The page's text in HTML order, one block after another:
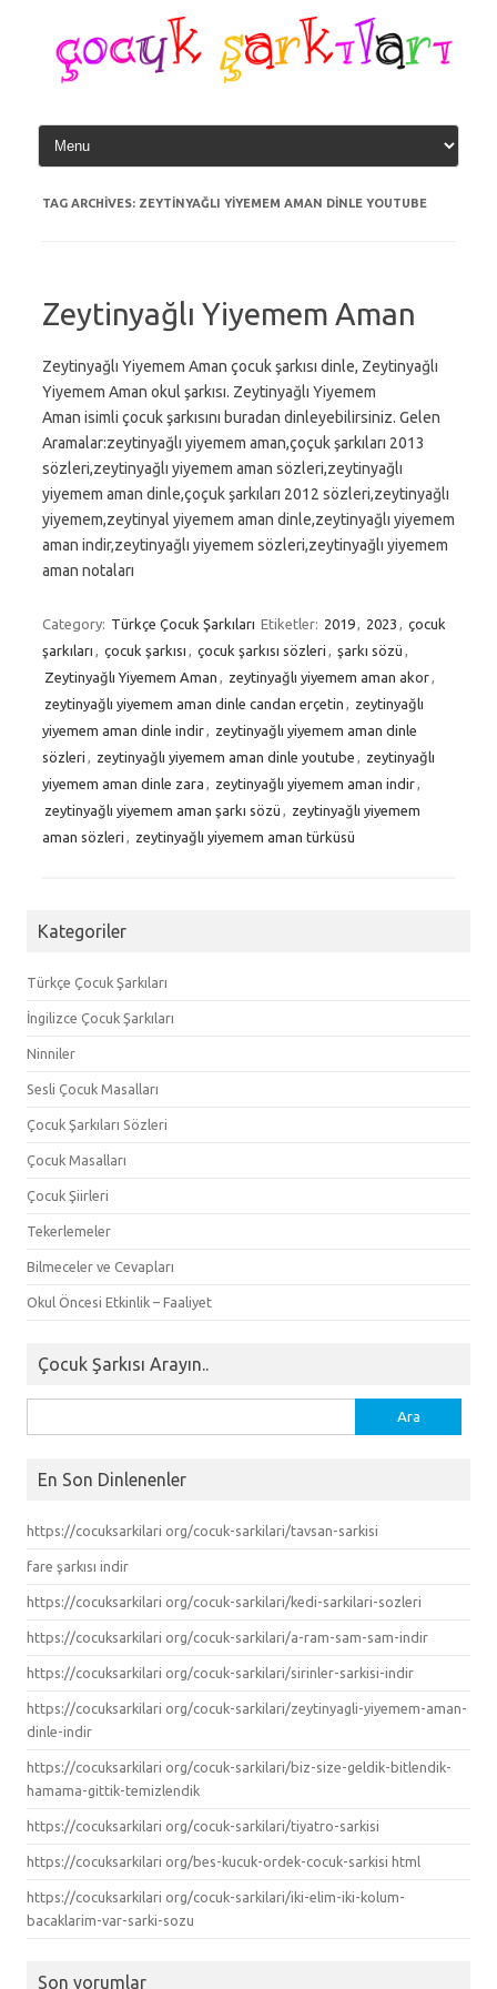
content
TAG ARCHIVES: ZEYTINYAĞLI YIYEMEM AMAN DINLE YOUTUBE
Zeytinyağlı Yiyemem Aman
Zeytinyağlı Yiyemem Aman çocuk şarkısı dinle, Zeytinyağlı
Yiyemem Aman okul şarkısı. Zeytinyağlı Yiyemem
Aman isimli çocuk şarkısını buradan dinleyebilirsiniz. Gelen
Aramalar:zeytinyağlı yiyemem aman,çoçuk şarkıları 2013
sözleri,zeytinyağlı yiyemem aman sözleri,zeytinyağlı
yiyemem aman dinle,çoçuk şarkıları 2012 sözleri,zeytinyağlı
yiyemem,zeytinyal yiyemem aman dinle,zeytinyağlı yiyemem
aman indir,zeytinyağlı yiyemem sözleri,zeytinyağlı yiyemem
aman notaları
Category: Türkçe Çocuk Şarkıları Etiketler: 2019 2023
çocuk
şarkıları
çocuk şarkısı çocuk şarkısı sözleri şarkı sözü
Zeytinyağlı Yiyemem Aman
zeytinyağlı yiyemem aman akor
zeytinyağlı yiyemem aman dinle candan erçetin
zeytinyağlı
yiyemem aman dinle indir
zeytinyağlı yiyemem aman dinle
sözleri
zeytinyağlı yiyemem aman dinle youtube
zeytinyağlı
yiyemem aman dinle zara
zeytinyağlı yiyemem aman indir
zeytinyağlı yiyemem aman şarkı sözü
zeytinyağlı yiyemem
aman sözleri
zeytinyağlı yiyemem aman türküsü
Kategoriler
Türkçe Çocuk Şarkıları
İngilizce Çocuk Şarkıları
Ninniler
Sesli Çocuk Masalları
Çocuk Şarkıları Sözleri
Çocuk Masalları
Çocuk Şiirleri
Tekerlemeler
Bilmeceler ve Cevapları
Okul Öncesi Etkinlik – Faaliyet
Çocuk Şarkısı Arayın..
En Son Dinlenenler
https://cocuksarkilari org/cocuk-sarkilari/tavsan-sarkisi
fare şarkısı indir
https://cocuksarkilari org/cocuk-sarkilari/kedi-sarkilari-sozleri
https://cocuksarkilari org/cocuk-sarkilari/a-ram-sam-sam-indir
https://cocuksarkilari org/cocuk-sarkilari/sirinler-sarkisi-indir
https://cocuksarkilari org/cocuk-sarkilari/zeytinyagli-yiyemem-aman-
dinle-indir
https://cocuksarkilari org/cocuk-sarkilari/biz-size-geldik-bitlendik-
hamama-gittik-temizlendik
https://cocuksarkilari org/cocuk-sarkilari/tiyatro-sarkisi
https://cocuksarkilari org/bes-kucuk-ordek-cocuk-sarkisi html
https://cocuksarkilari org/cocuk-sarkilari/iki-elim-iki-kolum-
bacaklarim-var-sarki-sozu
Son yorumlar